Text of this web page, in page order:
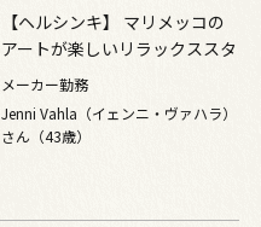
【ヘルシンキ】 マリメッコの
アートが楽しいリラックススタ
イル
メーカー勤務
Jenni Vahla（イェンニ・ヴァハラ）
さん（43歳）